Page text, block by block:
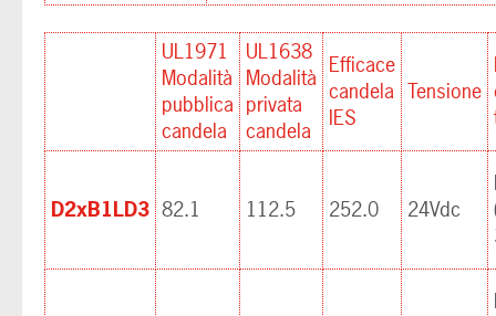
UL1971
Modalità
pubblica
candela
UL1638
Modalità
privata
candela
Efficace
candela
IES
Tensione
D2xB1LD3 82.1 112.5 252.0 24Vdc